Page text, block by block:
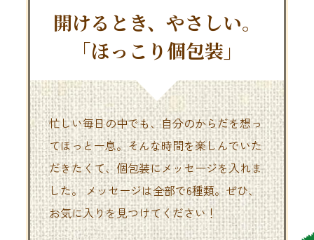
開けるとき、やさしい。
「ほっこり個包装」
忙しい毎日の中でも、自分のからだを想っ
てほっと一息。そんな時間を楽しんでいた
だきたくて、個包装にメッセージを入れま
した。メッセージは全部で6種類。ぜひ、
お気に入りを見つけてください！